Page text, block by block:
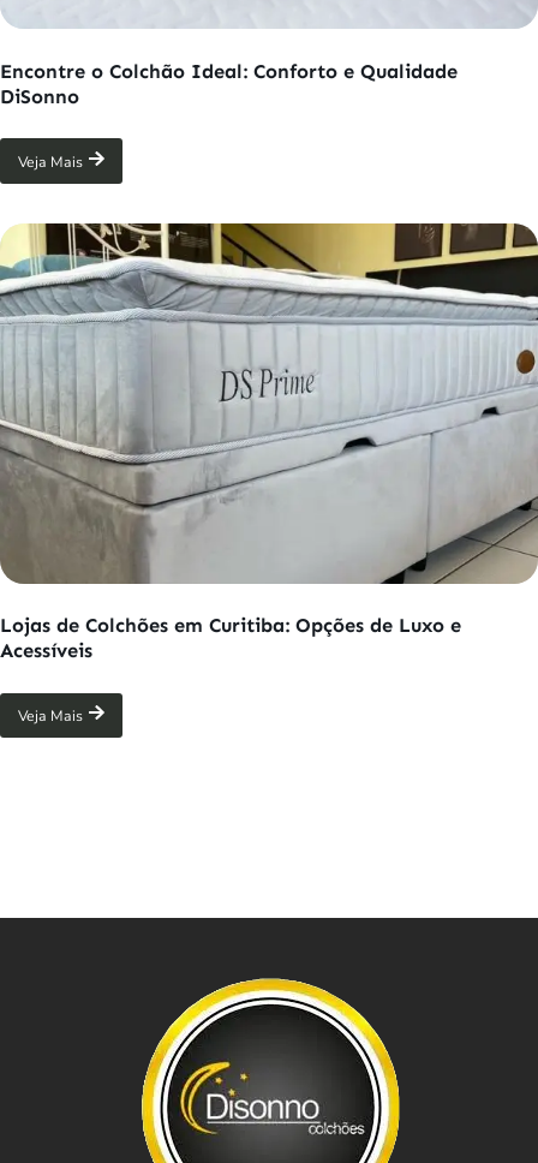
Encontre o Colchão Ideal: Conforto e Qualidade
DiSonno
Veja Mais
Lojas de Colchões em Curitiba: Opções de Luxo e
Acessíveis
Veja Mais